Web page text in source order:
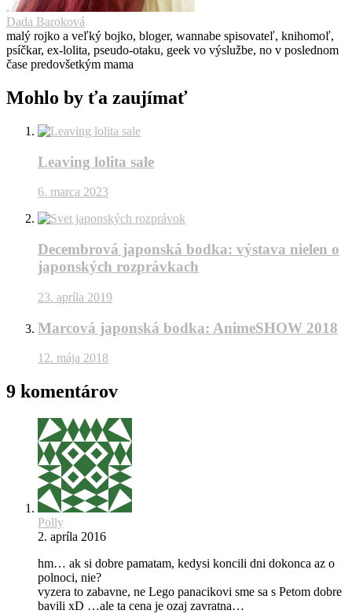
Dada Baroková
malý rojko a veľký bojko, bloger, wannabe spisovateľ, knihomoľ,
psíčkar, ex-lolita, pseudo-otaku, geek vo výslužbe, no v poslednom
čase predovšetkým mama
Mohlo by ťa zaujímať
Leaving lolita sale
6. marca 2023
Decembrová japonská bodka: výstava nielen o
japonských rozprávkach
23. apríla 2019
Marcová japonská bodka: AnimeSHOW 2018
12. mája 2018
9 komentárov
Polly
2. apríla 2016
hm… ak si dobre pamatam, kedysi koncili dni dokonca az o
polnoci, nie?
vyzera to zabavne, ne Lego panacikovi sme sa s Petom dobre
bavili xD …ale ta cena je ozaj zavratna…